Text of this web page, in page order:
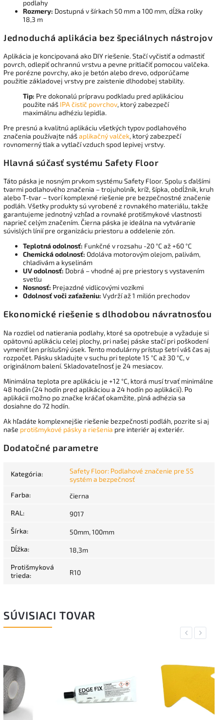
podlahy
Rozmery: Dostupná v šírkach 50 mm a 100 mm, dĺžka rolky
18,3 m
Jednoduchá aplikácia bez špeciálnych nástrojov
Aplikácia je koncipovaná ako DIY riešenie. Stačí vyčistiť a odmastiť
povrch, odlepiť ochrannú vrstvu a pevne pritlačiť pomocou valčeka.
Pre porézne povrchy, ako je betón alebo drevo, odporúčame
použitie základovej vrstvy pre zaistenie dlhodobej stability.
Tip: Pre dokonalú prípravu podkladu pred aplikáciou
použite náš IPA čistič povrchov, ktorý zabezpečí
maximálnu adhéziu lepidla.
Pre presnú a kvalitnú aplikáciu všetkých typov podlahového
značenia používajte nášaplikačný valček, ktorý zabezpečí
rovnomerný tlak a vytlačí vzduch spod lepivej vrstvy.
Hlavná súčasť systému Safety Floor
Táto páska je nosným prvkom systému Safety Floor. Spolu s ďalšími
tvarmi podlahového značenia – trojuholník, kríž, šípka, obdĺžnik, kruh
alebo T-tvar – tvorí komplexné riešenie pre bezpečnostné značenie
podláh. Všetky produkty sú vyrobené z rovnakého materiálu, takže
garantujeme jednotný vzhľad a rovnaké protišmykové vlastnosti
naprieč celým značením. Čierna páska je ideálna na vytváranie
súvislých línií pre organizáciu priestoru a oddelenie zón.
Teplotná odolnosť: Funkčné v rozsahu -20 °C až +60 °C
Chemická odolnosť: Odoláva motorovým olejom, palivám,
chladivám a kyselinám
UV odolnosť: Dobrá – vhodné aj pre priestory s vystavením
svetlu
Nosnosť: Prejazdné vidlicovými vozíkmi
Odolnosť voči zaťaženiu: Vydrží až 1 milión prechodov
Ekonomické riešenie s dlhodobou návratnosťou
Na rozdiel od natierania podlahy, ktoré sa opotrebuje a vyžaduje si
opätovnú aplikáciu celej plochy, pri našej páske stačí pri poškodení
vymeniť len príslušný úsek. Tento modulárny prístup šetrí váš čas aj
rozpočet. Pásku skladujte v suchu pri teplote 15 °C až 30 °C, v
originálnom balení. Skladovateľnosť je 24 mesiacov.
Minimálna teplota pre aplikáciu je +12 °C, ktorá musí trvať minimálne
48 hodín (24 hodín pred aplikáciou a 24 hodín po aplikácii). Po
aplikácii možno po značke kráčať okamžite, plná adhézia sa
dosiahne do 72 hodín.
Ak hľadáte komplexnejšie riešenie bezpečnosti podláh, pozrite si aj
naše protišmykové pásky a riešenia pre interiér aj exteriér.
Dodatočné parametre
Kategória:
Safety Floor: Podlahové značenie pre 5S
systém a bezpečnosť
Farba: čierna
RAL: 9017
Šírka: 50mm, 100mm
Dĺžka: 18,3m
Protišmyková
trieda: R10
SÚVISIACI TOVAR
Previous
Next